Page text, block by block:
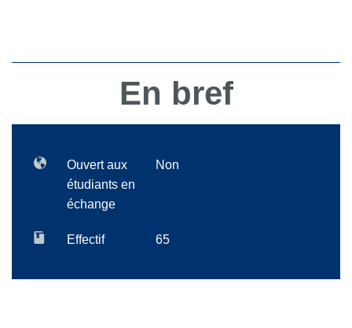
En bref
Ouvert aux
étudiants en
échange
Non
Effectif 65